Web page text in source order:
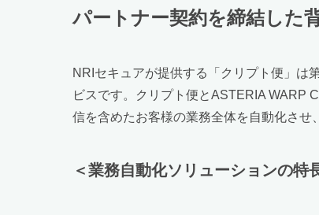
パートナー契約を締結した
NRIセキュアが提供する「クリプト便」は
ビスです。クリプト便とASTERIA WARP
信を含めたお客様の業務全体を自動化させ
＜業務自動化ソリューションの特